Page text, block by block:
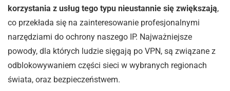
korzystania z usług tego typu nieustannie się zwiększają,
co przekłada się na zainteresowanie profesjonalnymi
narzędziami do ochrony naszego IP. Najważniejsze
powody, dla których ludzie sięgają po VPN, są związane z
odblokowywaniem części sieci w wybranych regionach
świata, oraz bezpieczeństwem.